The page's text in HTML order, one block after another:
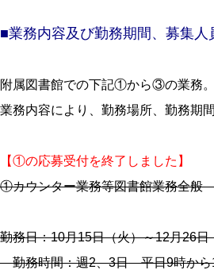
■業務内容及び勤務期間、募集人
附属図書館での下記①から③の業務。
業務内容により、勤務場所、勤務期
【①の応募受付を終了しました】
①カウンター業務等図書館業務全般
勤務日：10月15日（火）～12月26日
勤務時間：週2、3日 平日9時から